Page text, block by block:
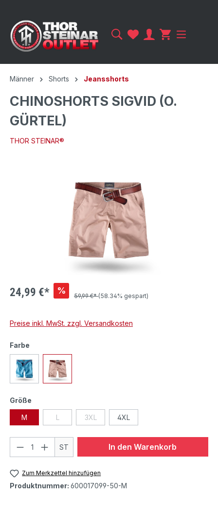
Männer Shorts Jeansshorts
CHINOSHORTS SIGVID (O.
GÜRTEL)
THOR STEINAR®
24,99 €* %
59,99 €*(58.34% gespart)
Preise inkl. MwSt. zzgl. Versandkosten
Farbe
Größe
M L 3XL 4XL
ST In den Warenkorb
Zum Merkzettel hinzufügen
Produktnummer: 600017099-50-M